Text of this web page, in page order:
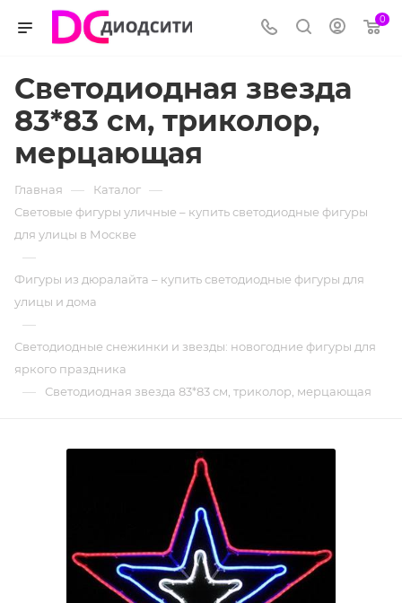
0
Светодиодная звезда
83*83 см, триколор,
мерцающая
Главная — Каталог —
Световые фигуры уличные – купить светодиодные фигуры
для улицы в Москве
—
Фигуры из дюралайта – купить светодиодные фигуры для
улицы и дома
—
Светодиодные снежинки и звезды: новогодние фигуры для
яркого праздника
— Светодиодная звезда 83*83 см, триколор, мерцающая